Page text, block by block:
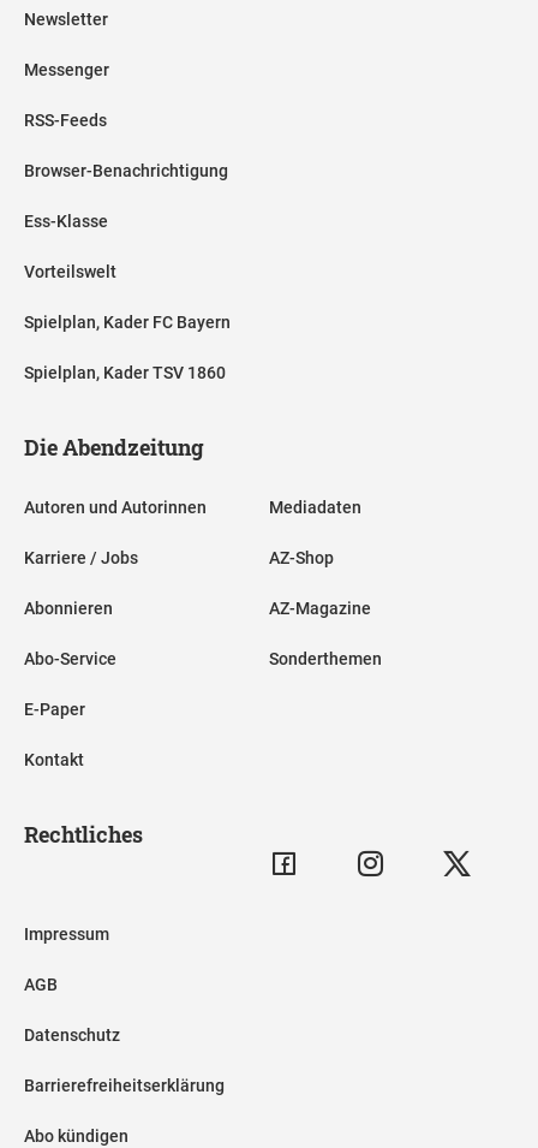
Newsletter
Messenger
RSS-Feeds
Browser-Benachrichtigung
Ess-Klasse
Vorteilswelt
Spielplan, Kader FC Bayern
Spielplan, Kader TSV 1860
Die Abendzeitung
Autoren und Autorinnen
Karriere / Jobs
Abonnieren
Abo-Service
E-Paper
Kontakt
Mediadaten
AZ-Shop
AZ-Magazine
Sonderthemen
Rechtliches
Impressum
AGB
Datenschutz
Barrierefreiheitserklärung
Abo kündigen